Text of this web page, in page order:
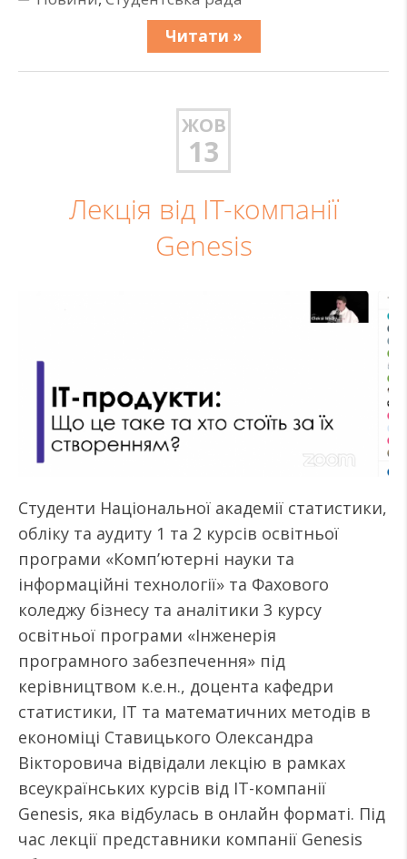
Читати »
ЖОВ
13
Лекція від ІТ-компанії
Genesis
Студенти Національної академії статистики,
обліку та аудиту 1 та 2 курсів освітньої
програми «Комп’ютерні науки та
інформаційні технології» та Фахового
коледжу бізнесу та аналітики 3 курсу
освітньої програми «Інженерія
програмного забезпечення» під
керівництвом к.е.н., доцента кафедри
статистики, IT та математичних методів в
економіці Ставицького Олександра
Вікторовича відвідали лекцію в рамках
всеукраїнських курсів від ІТ-компанії
Genesis, яка відбулась в онлайн форматі. Під
час лекції представники компанії Genesis